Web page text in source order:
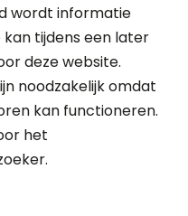
wordt informatie
tijdens een later
deze website.
noodzakelijk omdat
kan functioneren.
het